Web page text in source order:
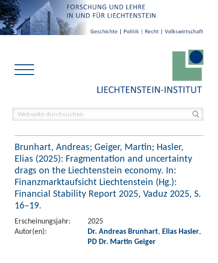
Brunhart, Andreas; Geiger, Martin; Hasler,
Elias (2025): Fragmentation and uncertainty
drags on the Liechtenstein economy. In:
Finanzmarktaufsicht Liechtenstein (Hg.):
Financial Stability Report 2025, Vaduz 2025, S.
16–19.
Erscheinungsjahr:
2025
Autor(en):
Dr. Andreas Brunhart, Elias Hasler,
PD Dr. Martin Geiger